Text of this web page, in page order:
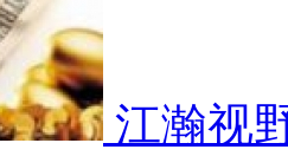
江瀚视